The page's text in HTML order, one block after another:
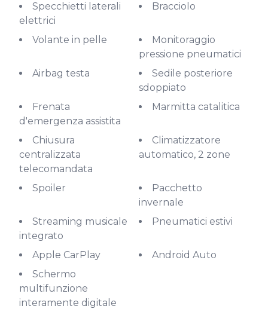
Specchietti laterali
elettrici
Bracciolo
Volante in pelle
Monitoraggio
pressione pneumatici
Airbag testa
Sedile posteriore
sdoppiato
Frenata
d'emergenza assistita
Marmitta catalitica
Chiusura
centralizzata
telecomandata
Climatizzatore
automatico, 2 zone
Spoiler
Pacchetto
invernale
Streaming musicale
integrato
Pneumatici estivi
Apple CarPlay
Android Auto
Schermo
multifunzione
interamente digitale